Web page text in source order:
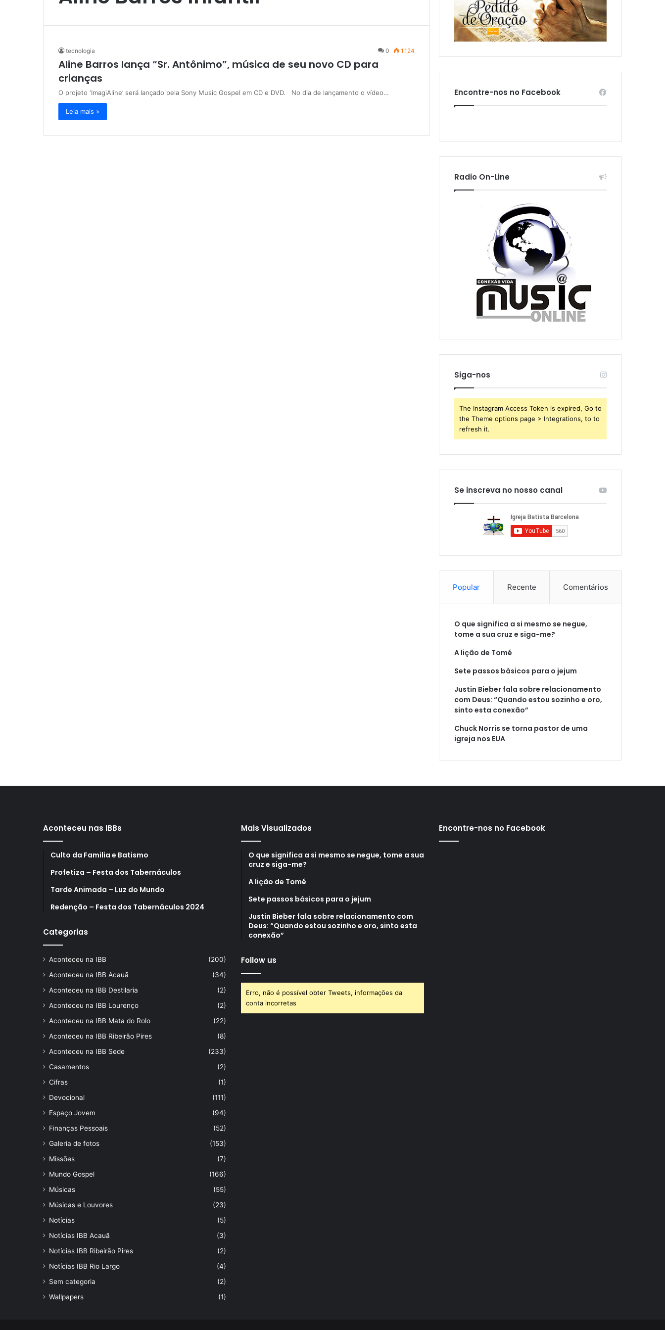
tecnologia 0 1.124
Aline Barros lança “Sr. Antônimo”, música de seu novo CD para
crianças
O projeto ‘ImagiAline’ será lançado pela Sony Music Gospel em CD e DVD. No dia de lançamento o vídeo…
Leia mais »
Encontre-nos no Facebook
Radio On-Line
Siga-nos
The Instagram Access Token is expired, Go to
the Theme options page > Integrations, to to
refresh it.
Se inscreva no nosso canal
Popular Recente Comentários
O que significa a si mesmo se negue,
tome a sua cruz e siga-me?
A lição de Tomé
Sete passos básicos para o jejum
Justin Bieber fala sobre relacionamento
com Deus: “Quando estou sozinho e oro,
sinto esta conexão”
Chuck Norris se torna pastor de uma
igreja nos EUA
Aconteceu nas IBBs
Culto da Familia e Batismo
Profetiza – Festa dos Tabernáculos
Tarde Animada – Luz do Mundo
Redenção – Festa dos Tabernáculos 2024
Categorias
Aconteceu na IBB
(200)
Aconteceu na IBB Acauã
(34)
Aconteceu na IBB Destilaria
(2)
Aconteceu na IBB Lourenço
(2)
Aconteceu na IBB Mata do Rolo
(22)
Aconteceu na IBB Ribeirão Pires
(8)
Aconteceu na IBB Sede
(233)
Casamentos
(2)
Cifras
(1)
Devocional
(111)
Espaço Jovem
(94)
Finanças Pessoais
(52)
Galeria de fotos
(153)
Missões
(7)
Mundo Gospel
(166)
Músicas
(55)
Músicas e Louvores
(23)
Notícias
(5)
Notícias IBB Acauã
(3)
Notícias IBB Ribeirão Pires
(2)
Notícias IBB Rio Largo
(4)
Sem categoria
(2)
Wallpapers
(1)
Mais Visualizados
O que significa a si mesmo se negue, tome a sua
cruz e siga-me?
A lição de Tomé
Sete passos básicos para o jejum
Justin Bieber fala sobre relacionamento com
Deus: “Quando estou sozinho e oro, sinto esta
conexão”
Follow us
Erro, não é possível obter Tweets, informações da
conta incorretas
Encontre-nos no Facebook